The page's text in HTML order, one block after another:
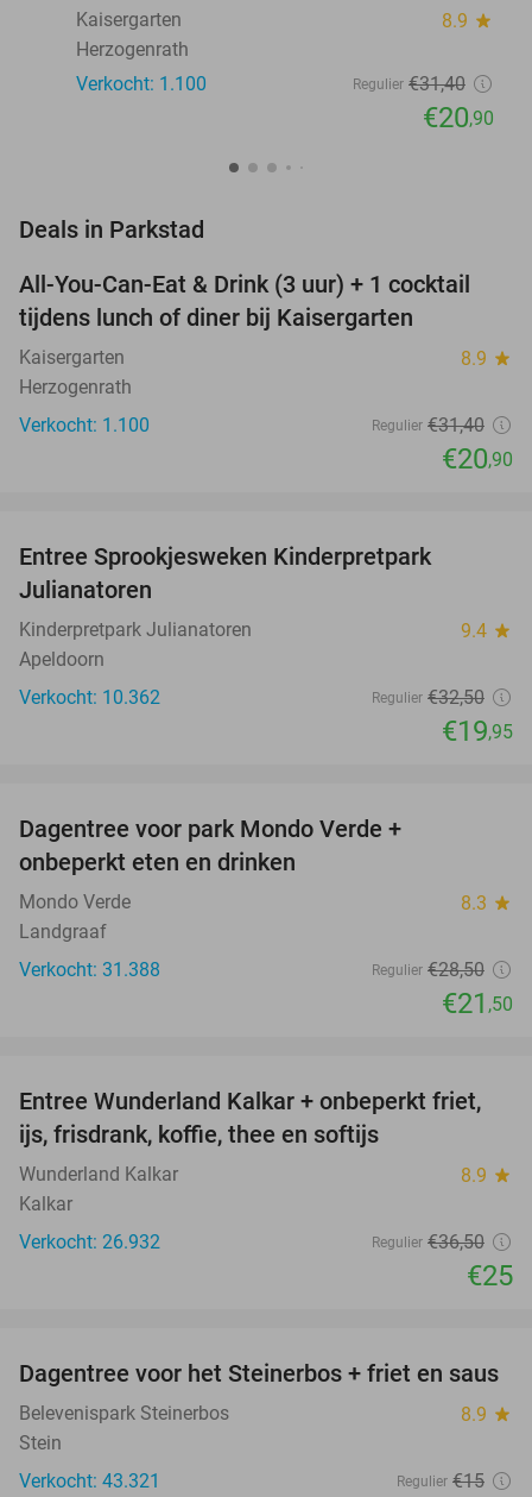
Kaisergarten
8.9 star
Herzogenrath
Verkocht: 1.100
Regulier €31,40
€20,90
Deals in Parkstad
33%
All-You-Can-Eat & Drink (3 uur) + 1 cocktail
tijdens lunch of diner bij Kaisergarten
Kaisergarten 8.9 star
Herzogenrath
Verkocht: 1.100
Regulier €31,40
€20,90
Entree Sprookjesweken Kinderpretpark
Julianatoren
Kinderpretpark Julianatoren 9.4 star
Apeldoorn
Verkocht: 10.362
Regulier €32,50
€19,95
Dagentree voor park Mondo Verde +
onbeperkt eten en drinken
Mondo Verde 8.3 star
Landgraaf
Verkocht: 31.388
Regulier €28,50
€21 ,50
32%
Entree Wunderland Kalkar + onbeperkt friet,
ijs, frisdrank, koffie, thee en softijs
Wunderland Kalkar 8.9 star
Kalkar
Verkocht: 26.932
Regulier €36,50
€25
37%
Dagentree voor het Steinerbos + friet en saus
Belevenispark Steinerbos 8.9 star
Stein
Verkocht: 43.321
Regulier €15